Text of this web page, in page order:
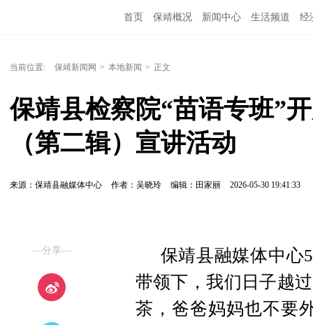
首页 保靖概况 新闻中心 生活频道 经
当前位置: 保靖新闻网 > 本地新闻 > 正文
保靖县检察院“苗语专班”
（第二辑）宣讲活动
来源：保靖县融媒体中心 作者：吴晓玲 编辑：田家丽 2026-05-30 19:41:33
—分享—
保靖县融媒体中心
带领下，我们日子越
茶，爸爸妈妈也不要